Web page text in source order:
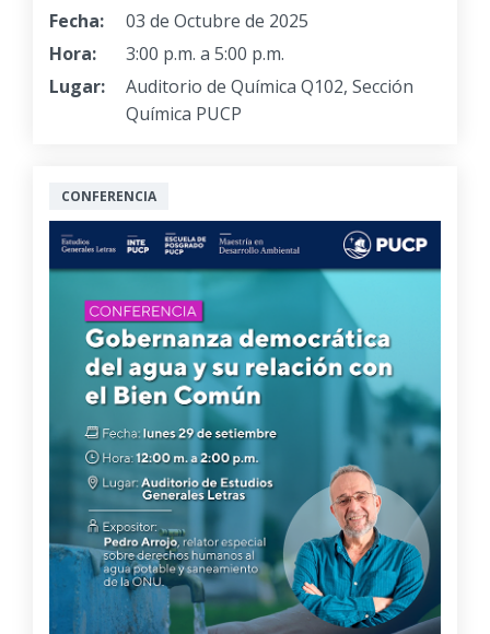
Fecha:
03 de Octubre de 2025
Hora:
3:00 p.m. a 5:00 p.m.
Lugar:
Auditorio de Química Q102, Sección
Química PUCP
CONFERENCIA